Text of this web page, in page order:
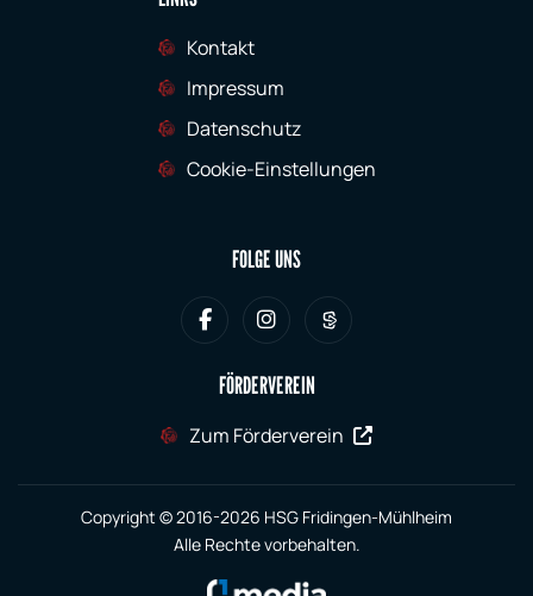
Kontakt
Impressum
Datenschutz
Cookie-Einstellungen
FOLGE UNS
FÖRDERVEREIN
Zum Förderverein
Copyright © 2016-2026 HSG Fridingen-Mühlheim
Alle Rechte vorbehalten.